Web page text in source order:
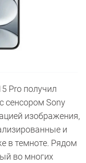
Pro получил
сенсором Sony
изображения,
и
в темноте. Рядом
во многих